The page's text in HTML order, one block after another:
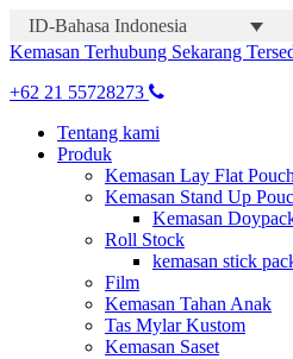
ID-Bahasa Indonesia
Kemasan Terhubung Sekarang
+62 21 55728273
Tentang kami
Produk
Kemasan Lay Flat Pouch
Kemasan Stand Up
Kemasan
Roll Stock
kemasan stick
Film
Kemasan Tahan Anak
Tas Mylar Kustom
Kemasan Saset